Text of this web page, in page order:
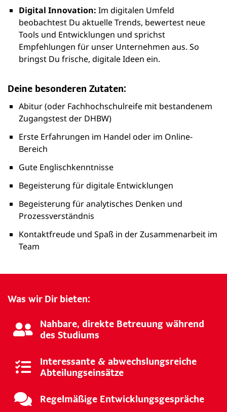
Digital Innovation: Im digitalen Umfeld
beobachtest Du aktuelle Trends, bewertest neue
Tools und Entwicklungen und sprichst
Empfehlungen für unser Unternehmen aus. So
bringst Du frische, digitale Ideen ein.
Deine besonderen Zutaten:
Abitur (oder Fachhochschulreife mit bestandenem
Zugangstest der DHBW)
Erste Erfahrungen im Handel oder im Online-
Bereich
Gute Englischkenntnisse
Begeisterung für digitale Entwicklungen
Begeisterung für analytisches Denken und
Prozessverständnis
Kontaktfreude und Spaß in der Zusammenarbeit im
Team
Was wir Dir bieten:
Nahbare, direkte Betreuung während
des Studiums
Interessante & abwechslungsreiche
Abteilungseinsätze
Regelmäßige Entwicklungsgespräche